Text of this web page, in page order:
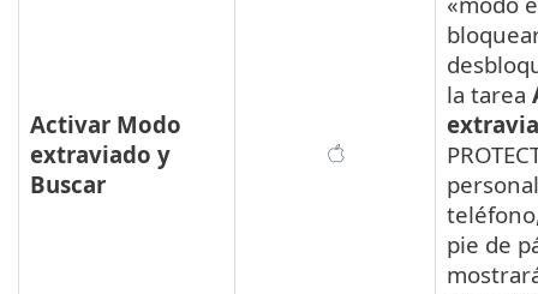
Activar Modo
extraviado y
Buscar
la tarea
pie de